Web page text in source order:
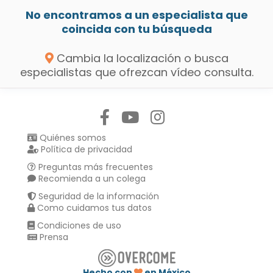
No encontramos a un especialista que
coincida con tu búsqueda
Cambia la localización o busca
especialistas que ofrezcan vídeo consulta.
Quiénes somos
Política de privacidad
Preguntas más frecuentes
Recomienda a un colega
Seguridad de la información
Como cuidamos tus datos
Condiciones de uso
Prensa